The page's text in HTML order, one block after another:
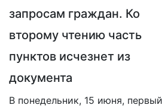
запросам граждан. Ко
второму чтению часть
пунктов исчезнет из
документа
В понедельник, 15 июня, первый